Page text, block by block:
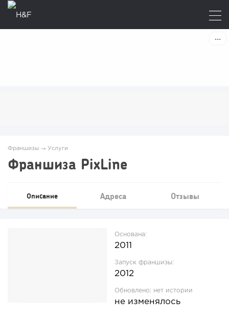
Франшизы → Услуги
Франшиза PixLine
Описание Адреса Отзывы
Основана:
2011
Запуск франшизы:
2012
Обновлено: нет истории
не изменялось